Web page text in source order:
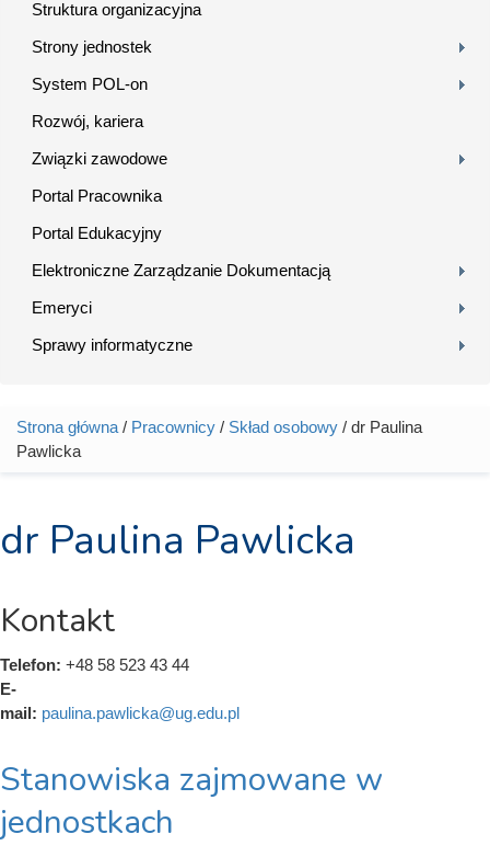
Struktura organizacyjna
Strony jednostek
System POL-on
Rozwój, kariera
Związki zawodowe
Portal Pracownika
Portal Edukacyjny
Elektroniczne Zarządzanie Dokumentacją
Emeryci
Sprawy informatyczne
Jesteś tutaj
Strona główna / Pracownicy / Skład osobowy / dr Paulina
Pawlicka
dr Paulina Pawlicka
Kontakt
Telefon: +48 58 523 43 44
E-
mail: paulina.pawlicka@ug.edu.pl
Stanowiska zajmowane w
jednostkach